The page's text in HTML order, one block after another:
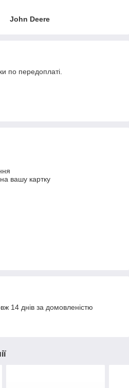
John Deere
по передоплаті.
вашу картку
14 днів за домовленістю